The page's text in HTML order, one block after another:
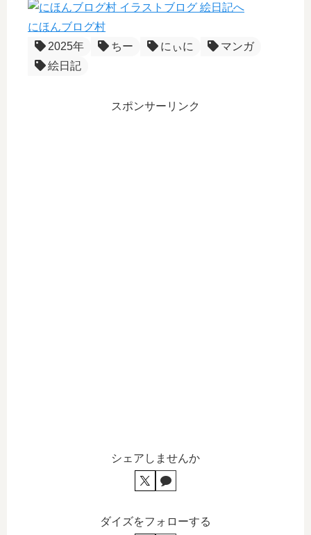
にほんブログ村
2025年
ちー にぃに
マンガ
絵日記
スポンサーリンク
シェアしませんか
ダイズをフォローする